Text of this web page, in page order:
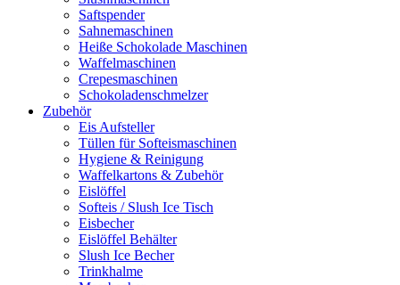
Saftspender
Sahnemaschinen
Heiße Schokolade Maschinen
Waffelmaschinen
Crepesmaschinen
Schokoladenschmelzer
Zubehör
Eis Aufsteller
Tüllen für Softeismaschinen
Hygiene & Reinigung
Waffelkartons & Zubehör
Eislöffel
Softeis / Slush Ice Tisch
Eisbecher
Eislöffel Behälter
Slush Ice Becher
Trinkhalme